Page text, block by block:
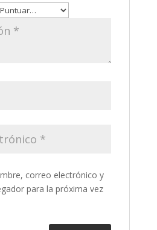
correo electrónico y
para la próxima vez